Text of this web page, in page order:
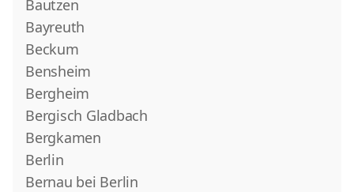
Bautzen
Bayreuth
Beckum
Bensheim
Bergheim
Bergisch Gladbach
Bergkamen
Berlin
Bernau bei Berlin